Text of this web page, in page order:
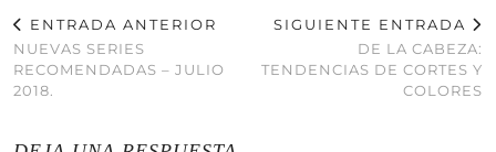
ENTRADA ANTERIOR
NUEVAS SERIES
RECOMENDADAS – JULIO
2018.
SIGUIENTE ENTRADA
DE LA CABEZA:
TENDENCIAS DE CORTES Y
COLORES